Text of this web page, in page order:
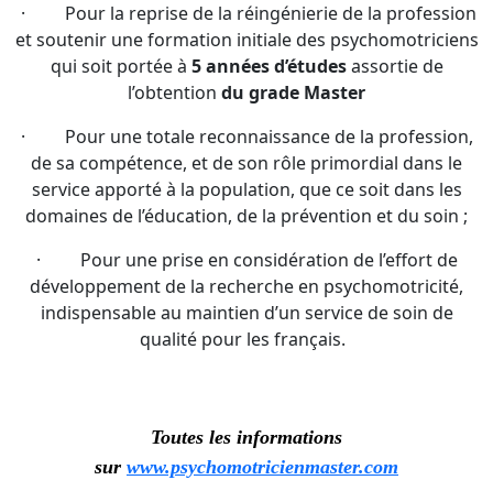
· Pour la reprise de la réingénierie de la profession
et soutenir une formation initiale des psychomotriciens
qui soit portée à 5 années d’étudesassortie de
l’obtention du grade Master
· Pour une totale reconnaissance de la profession,
de sa compétence, et de son rôle primordial dans le
service apporté à la population, que ce soit dans les
domaines de l’éducation, de la prévention et du soin ;
· Pour une prise en considération de l’effort de
développement de la recherche en psychomotricité,
indispensable au maintien d’un service de soin de
qualité pour les français.
Toutes les informations
sur www.psychomotricienmaster.com